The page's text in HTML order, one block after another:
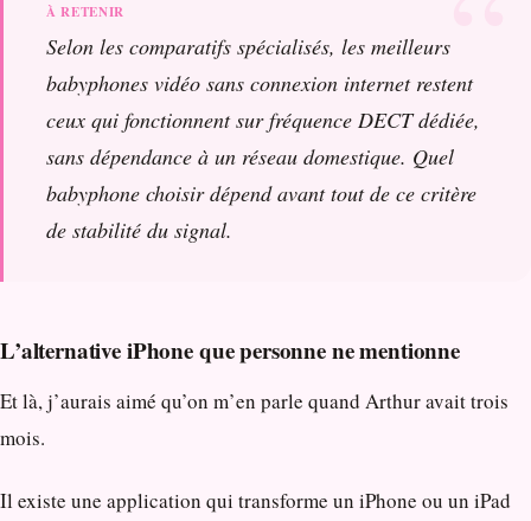
Selon les comparatifs spécialisés, les meilleurs
babyphones vidéo sans connexion internet restent
ceux qui fonctionnent sur fréquence DECT dédiée,
sans dépendance à un réseau domestique. Quel
babyphone choisir dépend avant tout de ce critère
de stabilité du signal.
L’alternative iPhone que personne ne mentionne
Et là, j’aurais aimé qu’on m’en parle quand Arthur avait trois
mois.
Il existe une application qui transforme un iPhone ou un iPad